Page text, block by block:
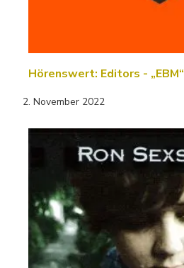
Hörenswert: Editors - „EBM“
2. November 2022